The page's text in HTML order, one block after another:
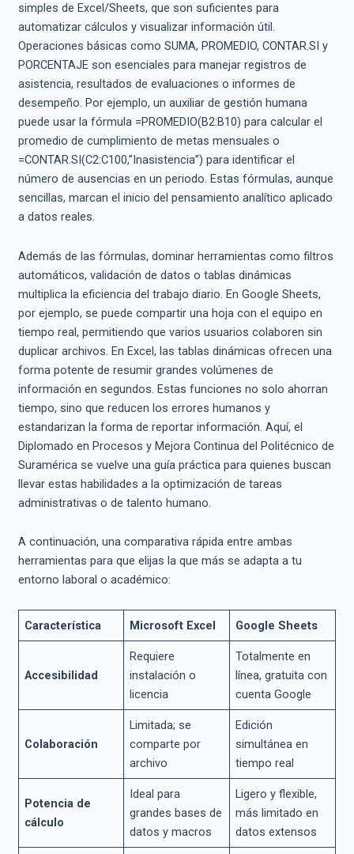
simples de Excel/Sheets, que son suficientes para
automatizar cálculos y visualizar información útil.
Operaciones básicas como SUMA, PROMEDIO, CONTAR.SI y
PORCENTAJE son esenciales para manejar registros de
asistencia, resultados de evaluaciones o informes de
desempeño. Por ejemplo, un auxiliar de gestión humana
puede usar la fórmula =PROMEDIO(B2:B10) para calcular el
promedio de cumplimiento de metas mensuales o
=CONTAR.SI(C2:C100,”Inasistencia”) para identificar el
número de ausencias en un periodo. Estas fórmulas, aunque
sencillas, marcan el inicio del pensamiento analítico aplicado
a datos reales.
Además de las fórmulas, dominar herramientas como filtros
automáticos, validación de datos o tablas dinámicas
multiplica la eficiencia del trabajo diario. En Google Sheets,
por ejemplo, se puede compartir una hoja con el equipo en
tiempo real, permitiendo que varios usuarios colaboren sin
duplicar archivos. En Excel, las tablas dinámicas ofrecen una
forma potente de resumir grandes volúmenes de
información en segundos. Estas funciones no solo ahorran
tiempo, sino que reducen los errores humanos y
estandarizan la forma de reportar información. Aquí, el
Diplomado en Procesos y Mejora Continua del Politécnico de
Suramérica se vuelve una guía práctica para quienes buscan
llevar estas habilidades a la optimización de tareas
administrativas o de talento humano.
A continuación, una comparativa rápida entre ambas
herramientas para que elijas la que más se adapta a tu
entorno laboral o académico:
Característica Microsoft Excel Google Sheets
Accesibilidad
Requiere
instalación o
licencia
Totalmente en
línea, gratuita con
cuenta Google
Colaboración
Limitada; se
comparte por
archivo
Edición
simultánea en
tiempo real
Potencia de
cálculo
Ideal para
grandes bases de
datos y macros
Ligero y flexible,
más limitado en
datos extensos